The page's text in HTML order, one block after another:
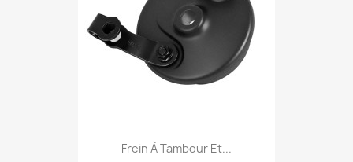
Frein À Tambour Et...